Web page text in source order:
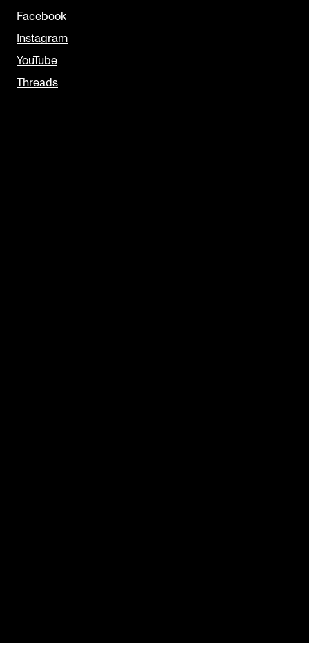
Facebook
Instagram
YouTube
Threads